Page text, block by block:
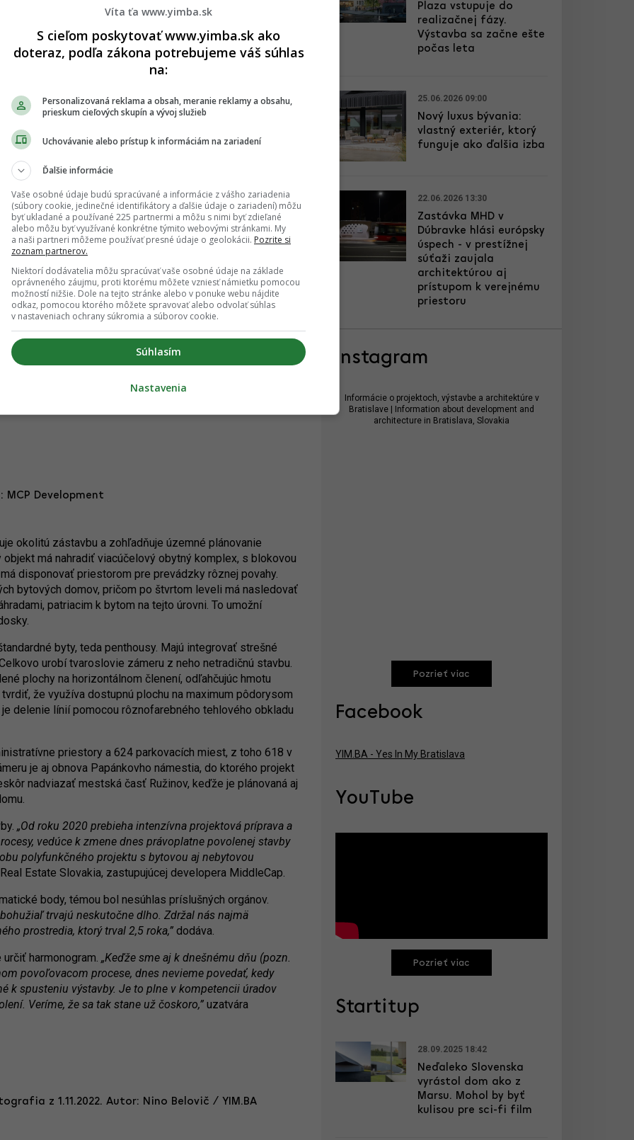
majiteľa, ktorým sa stal MiddleCap Group. Na konci roka
ktorej výsledkom bol nový koncept, založený na
štúdio Jakub Cigler Architekti. Jeho súčasťou
s výhľadovým potenciálom integrácie nového
úradom.
na životné prostredie
Posudzovanie zabralo pomerne dlhú dobu.
referentov z Odboru EIA a ich nedostatočné personálne
konania, vystupujúcich proti zámeru. MiddleCap
časti aj komunite. Koniec-koncov, transformácia
obyvateľstvu.
projektoma podpísalo zmluvu o spolupráci, ktorá zahŕňa
Mestská časť Ružinov tiež vydala kladné
povoľovania, k výstavbe sa projekt nijak zásadne
MCP Development
okolitú zástavbu a zohľadňuje územné plánovanie
má nahradiť viacúčelový obytný komplex, s blokovou
disponovať priestorom pre prevádzky rôznej povahy.
bytových domov, pričom po štvrtom leveli má nasledovať
patriacim k bytom na tejto úrovni. To umožní
byty, teda penthousy. Majú integrovať strešné
urobí tvaroslovie zámeru z neho netradičnú stavbu.
plochy na horizontálnom členení, odľahčujúc hmotu
že využíva dostupnú plochu na maximum pôdorysom
delenie línií pomocou rôznofarebného tehlového obkladu
priestory a 624 parkovacích miest, z toho 618 v
je aj obnova Papánkovho námestia, do ktorého projekt
nadviazať mestská časť Ružinov, keďže je plánovaná aj
„Od roku 2020 prebieha intenzívna projektová príprava a
vedúce k zmene dnes právoplatne povolenej stavby
polyfunkčného projektu s bytovou aj nebytovou
Estate Slovakia, zastupujúcej developera MiddleCap.
body, témou bol nesúhlas príslušných orgánov.
trvajú neskutočne dlho. Zdržal nás najmä
prostredia, ktorý trval 2,5 roka,” dodáva.
harmonogram. „Keďže sme aj k dnešnému dňu (pozn.
povoľovacom procese, dnes nevieme povedať, kedy
k spusteniu výstavby. Je to plne v kompetencii úradov
Veríme, že sa tak stane už čoskoro,” uzatvára
z 1.11.2022. Autor: Nino Belovič / YIM.BA
Plaza vstupuje do
realizačnej fázy.
Výstavba sa začne ešte
počas leta
25.06.2026 09:00
Nový luxus bývania:
vlastný exteriér, ktorý
funguje ako ďalšia izba
22.06.2026 13:30
Zastávka MHD v
Dúbravke hlási európsky
úspech - v prestížnej
súťaži zaujala
architektúrou aj
prístupom k verejnému
priestoru
Instagram
Informácie o projektoch, výstavbe a architektúre v
Bratislave | Information about development and
architecture in Bratislava, Slovakia
Pozrieť viac
Facebook
YIM.BA - Yes In My Bratislava
YouTube
Pozrieť viac
Startitup
28.09.2025 18:42
Neďaleko Slovenska
vyrástol dom ako z
Marsu. Mohol by byť
kulisou pre sci-fi film
Víta ťa www.yimba.sk
S cieľom poskytovať www.yimba.sk ako
doteraz, podľa zákona potrebujeme váš súhlas
na:
Personalizovaná reklama a obsah, meranie reklamy a obsahu,
prieskum cieľových skupín a vývoj služieb
Uchovávanie alebo prístup k informáciám na zariadení
Ďalšie informácie
Vaše osobné údaje budú spracúvané a informácie z vášho zariadenia
(súbory cookie, jedinečné identifikátory a ďalšie údaje o zariadení) môžu
byť ukladané a používané 225 partnermi a môžu s nimi byť zdieľané
alebo môžu byť využívané konkrétne týmito webovými stránkami. My
a naši partneri môžeme používať presné údaje o geolokácii. Pozrite si
zoznam partnerov.
Niektorí dodávatelia môžu spracúvať vaše osobné údaje na základe
oprávneného záujmu, proti ktorému môžete vzniesť námietku pomocou
možností nižšie. Dole na tejto stránke alebo v ponuke webu nájdite
odkaz, pomocou ktorého môžete spravovať alebo odvolať súhlas
v nastaveniach ochrany súkromia a súborov cookie.
Súhlasím
Nastavenia